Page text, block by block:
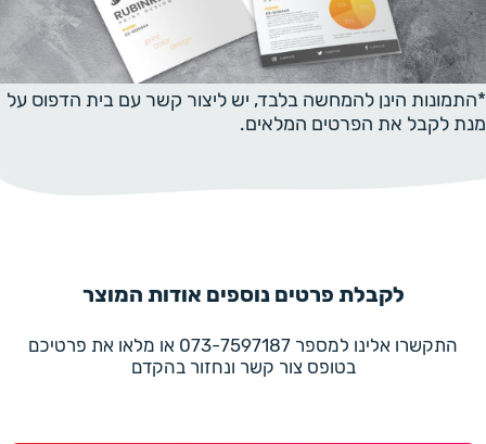
*התמונות הינן להמחשה בלבד, יש ליצור קשר עם בית הדפוס על
מנת לקבל את הפרטים המלאים.
לקבלת פרטים נוספים אודות המוצר
התקשרו אלינו למספר 073-7597187 או מלאו את פרטיכם
בטופס צור קשר ונחזור בהקדם